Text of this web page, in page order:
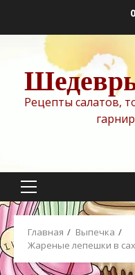
содержимому
Рецепты салатов,
Основное
меню
Главная
Выпечка
Жареные лепешки в